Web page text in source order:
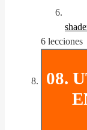
6 lecciones
08.